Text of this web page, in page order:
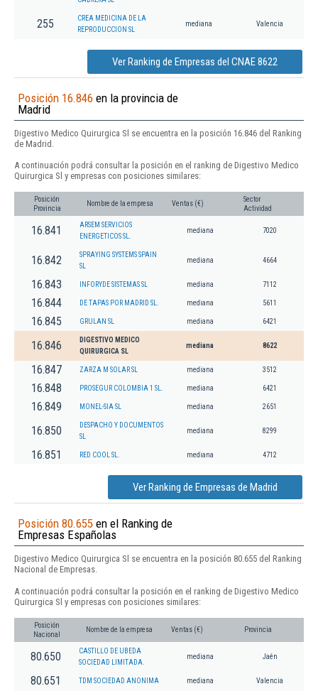
255
CREA MEDICINA DE LA
REPRODUCCION SL
mediana Valencia
Ver Ranking de Empresas del CNAE 8622
Posición 16.846 en la provincia de
Madrid
Digestivo Medico Quirurgica Sl se encuentra en la posición 16.846 del Ranking
de Madrid.
A continuación podrá consultar la posición en el ranking de Digestivo Medico
Quirurgica Sl y empresas con posiciones similares:
Posición
Provincia
Nombre de la empresa Ventas (€)
Sector
Actividad
16.841
ARSEM SERVICIOS
ENERGETICOS SL.
mediana 7020
16.842
SPRAYING SYSTEMS SPAIN
SL
mediana 4664
16.843 INFORYDE SISTEMAS SL mediana 7112
16.844 DE TAPAS POR MADRID SL. mediana 5611
16.845 GRULAN SL mediana 6421
16.846
DIGESTIVO MEDICO
QUIRURGICA SL
mediana 8622
16.847 ZARZA M SOLAR SL mediana 3512
16.848 PROSEGUR COLOMBIA 1 SL. mediana 6421
16.849 MONEL-SIA SL mediana 2651
16.850
DESPACHO Y DOCUMENTOS
SL
mediana 8299
16.851 RED COOL SL. mediana 4712
Ver Ranking de Empresas de Madrid
Posición 80.655 en el Ranking de
Empresas Españolas
Digestivo Medico Quirurgica Sl se encuentra en la posición 80.655 del Ranking
Nacional de Empresas.
A continuación podrá consultar la posición en el ranking de Digestivo Medico
Quirurgica Sl y empresas con posiciones similares:
Posición
Nacional
Nombre de la empresa Ventas (€) Provincia
80.650
CASTILLO DE UBEDA
SOCIEDAD LIMITADA.
mediana Jaén
80.651 TDM SOCIEDAD ANONIMA mediana Valencia